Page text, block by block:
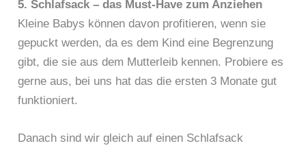
5. Schlafsack – das Must-Have zum Anziehen
Kleine Babys können davon profitieren, wenn sie
gepuckt werden, da es dem Kind eine Begrenzung
gibt, die sie aus dem Mutterleib kennen. Probiere es
gerne aus, bei uns hat das die ersten 3 Monate gut
funktioniert.
Danach sind wir gleich auf einen Schlafsack